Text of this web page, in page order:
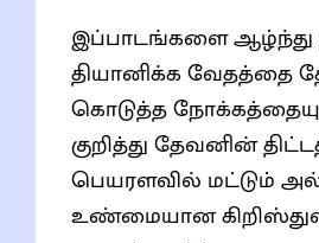
இப்பாடங்களை ஆழ்ந்து
தியானிக்க வேதத்தை
கொடுத்த
குறித்து தேவனின்
பெயரளவில் மட்டும்
உண்மையான